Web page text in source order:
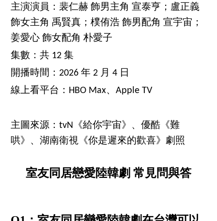
主演演員：裴仁赫 飾男主角 宣泰亨；盧正義
飾女主角 禹賢真；樸侑浩 飾男配角 宣宇宙；
姜愛心 飾女配角 朴愛子
集數：共 12 集
開播時間：2026 年 2 月 4 日
線上看平台：HBO Max、Apple TV
主圖來源：tvN《給你宇宙》、優酷《難
哄》、湖南衛視《你是遲來的歡喜》劇照
室友同居戀愛陸韓劇 常見問與答